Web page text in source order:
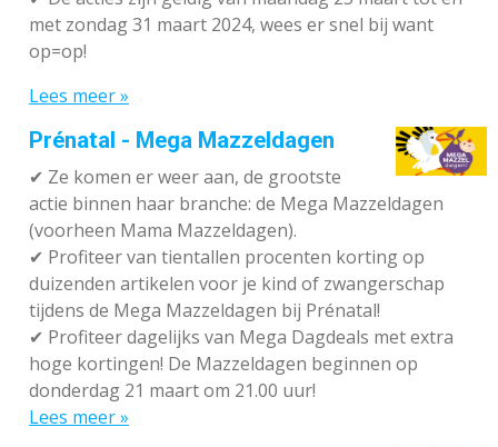
met zondag 31 maart 2024, wees er snel bij want
op=op!
Lees meer »
Prénatal - Mega Mazzeldagen
✔ Ze komen er weer aan, de grootste
actie binnen haar branche: de Mega Mazzeldagen
(voorheen Mama Mazzeldagen).
✔ Profiteer van tientallen procenten korting op
duizenden artikelen voor je kind of zwangerschap
tijdens de Mega Mazzeldagen bij Prénatal!
✔ Profiteer dagelijks van Mega Dagdeals met extra
hoge kortingen! De Mazzeldagen beginnen op
donderdag 21 maart om 21.00 uur!
Lees meer »